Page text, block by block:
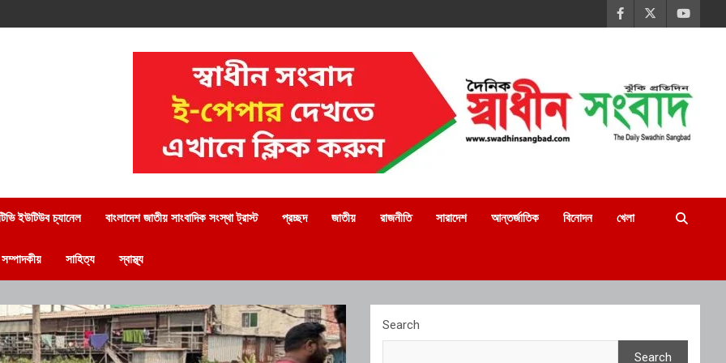
ইউটিউব চ্যানেল বাংলাদেশ জাতীয় সাংবাদিক সংস্থা ট্রাস্ট প্রচ্ছদ জাতীয় রাজনীতি সারাদেশ আন্তর্জাতিক বিনোদন খেলা
সম্পাদকীয় সাহিত্য স্বাস্থ্য
Search
Search